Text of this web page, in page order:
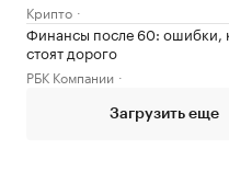
Крипто
Финансы после 60: ошибки,
стоят дорого
РБК Компании
Загрузить еще